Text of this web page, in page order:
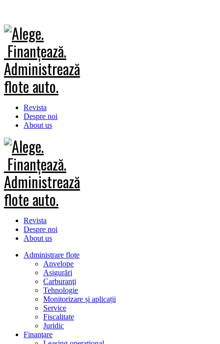
Revista
Despre noi
About us
Revista
Despre noi
About us
Administrare flote
Anvelope
Asigurări
Carburanţi
Tehnologie
Monitorizare și aplicații
Service
Fiscalitate
Juridic
Finanţare